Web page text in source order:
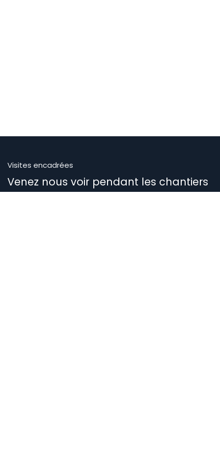
Visites encadrées
Venez nous voir pendant les chantiers